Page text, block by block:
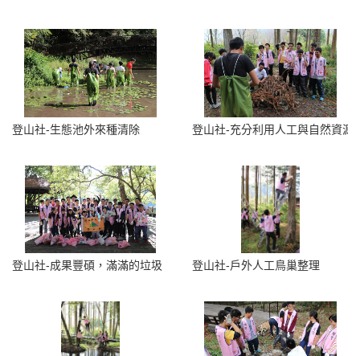
登山社-生態池外來種清除 登山社-充分利用人工與自然資源
登山社-成果豐碩，滿滿的垃圾 登山社-戶外人工鳥巢整理